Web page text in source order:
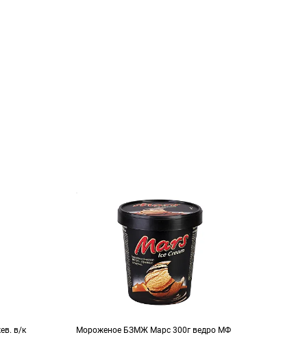
в/к
Мороженое БЗМЖ Марс 300г ведро МФ